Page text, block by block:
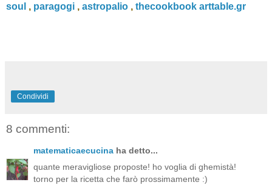
soul , paragogi , astropalio , thecookbook arttable.gr
Condividi
8 commenti:
matematicaecucina ha detto...
quante meravigliose proposte! ho voglia di ghemistà!
torno per la ricetta che farò prossimamente :)